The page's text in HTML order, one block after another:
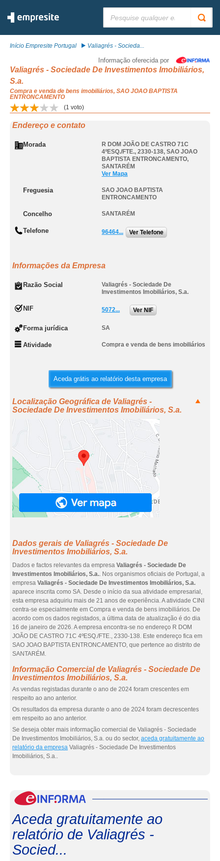
Início Empresite Portugal Valiagrés - Socieda...
Informação oferecida por
Valiagrés - Sociedade De Investimentos Imobiliários,
S.a.
Compra e venda de bens imobiliários, SAO JOAO BAPTISTA
ENTRONCAMENTO
(1 voto)
Endereço e contato
Morada
R DOM JOÃO DE CASTRO 71C
4ºESQ./FTE., 2330-138, SAO JOAO
BAPTISTA ENTRONCAMENTO,
SANTARÉM
Ver Mapa
Freguesia
SAO JOAO BAPTISTA
ENTRONCAMENTO
Concelho SANTARÉM
Telefone 96464... Ver Telefone
Informações da Empresa
Razão Social
Valiagrés - Sociedade De
Investimentos Imobiliários, S.a.
NIF 5072... Ver NIF
Forma jurídica SA
Atividade Compra e venda de bens imobiliários
Aceda grátis ao relatório desta empresa
Localização Geográfica de Valiagrés -
Sociedade De Investimentos Imobiliários, S.a.
Dados gerais de Valiagrés - Sociedade De
Investimentos Imobiliários, S.a.
Dados e factos relevantes da empresa Valiagrés - Sociedade De
Investimentos Imobiliários, S.a.. Nos organismos oficiais de Portugal, a
empresa Valiagrés - Sociedade De Investimentos Imobiliários, S.a.
aparece inscrita como SA. Desde o início da sua atividade empresarial,
esta empresa adquiriu mais de 21 anos de experiência. A atividade CINI
centra-se especialmente em Compra e venda de bens imobiliários. De
acordo com os dados registados, a última data de atualização é do dia
16 de janeiro de 2026. A empresa encontra-se no endereço R DOM
JOÃO DE CASTRO 71C 4ºESQ./FTE., 2330-138. Este endereço fica em
SAO JOAO BAPTISTA ENTRONCAMENTO, que pertence ao distrito de
SANTARÉM.
Informação Comercial de Valiagrés - Sociedade De
Investimentos Imobiliários, S.a.
As vendas registadas durante o ano de 2024 foram crescentes em
respeito ao ano anterior.
Os resultados da empresa durante o ano de 2024 foram decrescentes
em respeito ao ano anterior.
Se deseja obter mais informação comercial de Valiagrés - Sociedade
De Investimentos Imobiliários, S.a. ou do sector, aceda gratuitamente ao
relatório da empresa Valiagrés - Sociedade De Investimentos
Imobiliários, S.a..
Aceda gratuitamente ao
relatório de Valiagrés -
Socied...